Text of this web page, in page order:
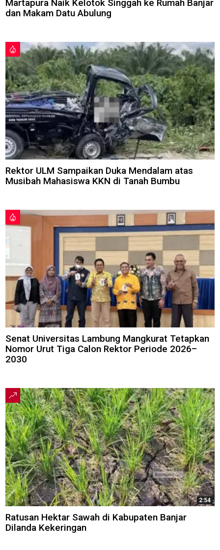
Martapura Naik Kelotok Singgah ke Rumah Banjar
dan Makam Datu Abulung
Rektor ULM Sampaikan Duka Mendalam atas
Musibah Mahasiswa KKN di Tanah Bumbu
Senat Universitas Lambung Mangkurat Tetapkan
Nomor Urut Tiga Calon Rektor Periode 2026–
2030
2:54
Ratusan Hektar Sawah di Kabupaten Banjar
Dilanda Kekeringan